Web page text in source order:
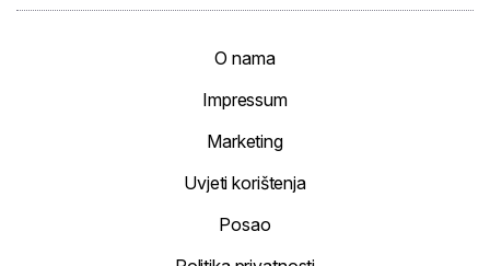
O nama
Impressum
Marketing
Uvjeti korištenja
Posao